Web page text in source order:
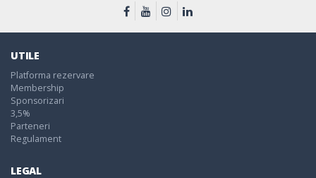
UTILE
Platforma rezervare
Membership
Sponsorizari
3,5%
Parteneri
Regulament
LEGAL